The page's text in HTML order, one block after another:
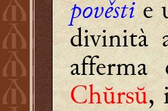
pověstie
divinità
Chŭrsŭ,